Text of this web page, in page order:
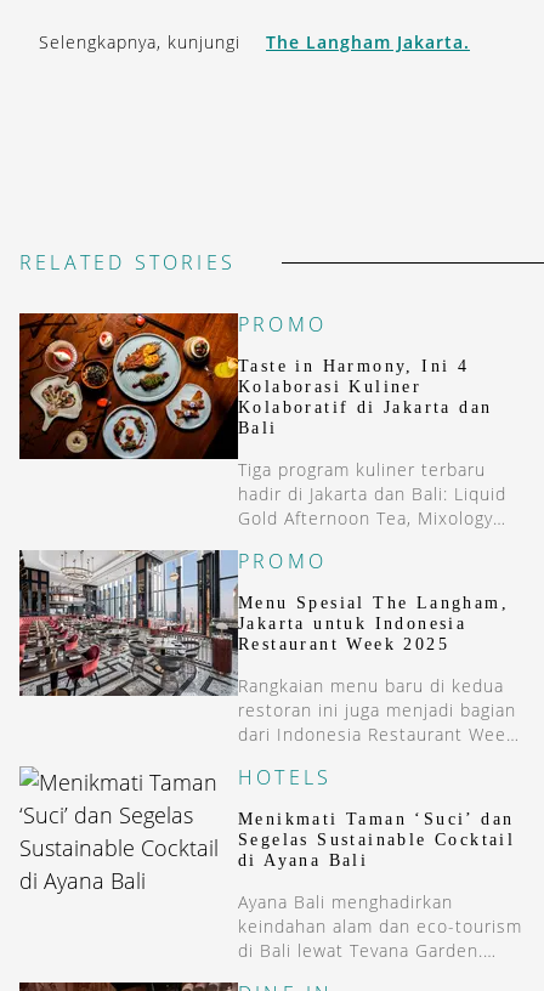
Selengkapnya, kunjungi The Langham Jakarta.
RELATED STORIES
PROMO
Taste in Harmony, Ini 4
Kolaborasi Kuliner
Kolaboratif di Jakarta dan
Bali
Tiga program kuliner terbaru
hadir di Jakarta dan Bali: Liquid
Gold Afternoon Tea, Mixology
dan Tajima Wagyu Menu.
PROMO
Menu Spesial The Langham,
Jakarta untuk Indonesia
Restaurant Week 2025
Rangkaian menu baru di kedua
restoran ini juga menjadi bagian
dari Indonesia Restaurant Week
11–17 Oktober di Jakarta dan
Bali.
HOTELS
Menikmati Taman ‘Suci’ dan
Segelas Sustainable Cocktail
di Ayana Bali
Ayana Bali menghadirkan
keindahan alam dan eco-tourism
di Bali lewat Tevana Garden.